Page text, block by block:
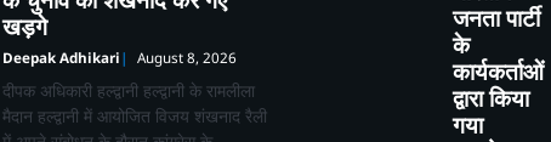
खड़गे
Deepak Adhikari August 8, 2026
दीपक अधिकारी हल्द्वानी हल्द्वानी के रामलीला
मैदान हल्द्वानी में आयोजित विजय शंखनाद रैली
जनता पार्टी
के
कार्यकर्ताओं
द्वारा किया
गया